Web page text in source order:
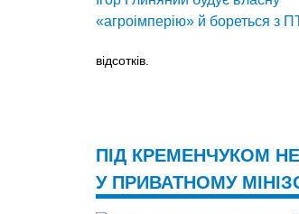
відсотків.
ПІД КРЕМЕНЧУКОМ
У ПРИВАТНОМУ